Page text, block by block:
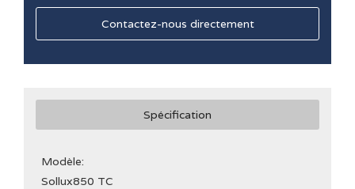
Contactez-nous directement
Spécification
Modèle:
Sollux850 TC